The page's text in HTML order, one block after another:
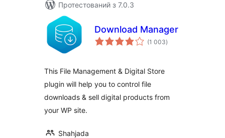
Протестований з 7.0.3
Download Manager
(1 003загальний
рейтинг
)
This File Management & Digital Store
plugin will help you to control file
downloads & sell digital products from
your WP site.
Shahjada